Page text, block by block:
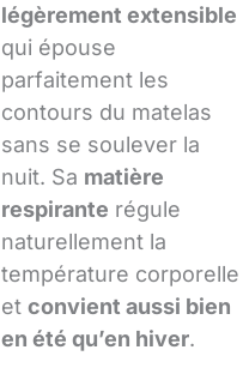
légèrement extensible
qui épouse
parfaitement les
contours du matelas
sans se soulever la
nuit. Sa matière
respirante régule
naturellement la
température corporelle
et convient aussi bien
en été qu’en hiver.